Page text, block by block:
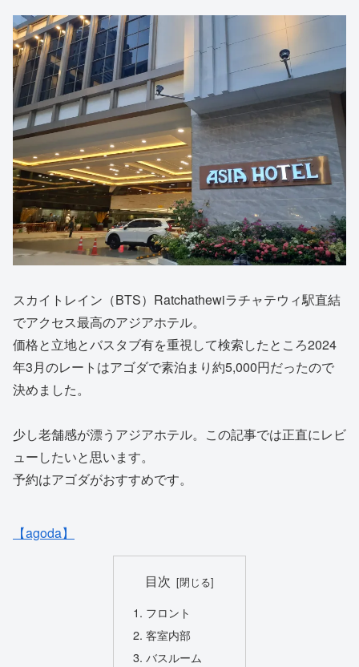
スカイトレイン（BTS）Ratchathewiラチャテウィ駅直結
でアクセス最高のアジアホテル。
価格と立地とバスタブ有を重視して検索したところ2024
年3月のレートはアゴダで素泊まり約5,000円だったので
決めました。
少し老舗感が漂うアジアホテル。この記事では正直にレビ
ューしたいと思います。
予約はアゴダがおすすめです。
【agoda】
目次
フロント
客室内部
バスルーム